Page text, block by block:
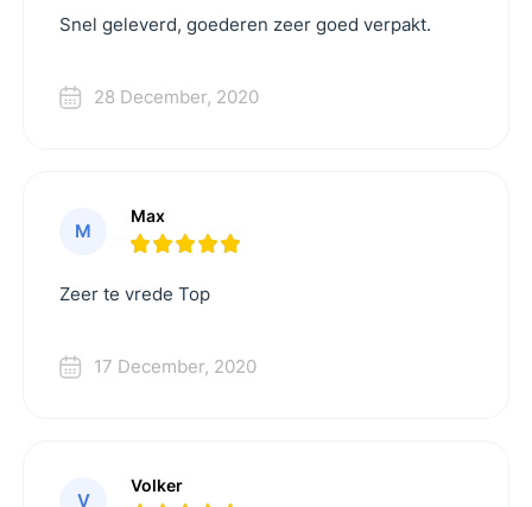
Snel geleverd, goederen zeer goed verpakt.
28 December, 2020
M
Max
Zeer te vrede Top
17 December, 2020
V
Volker